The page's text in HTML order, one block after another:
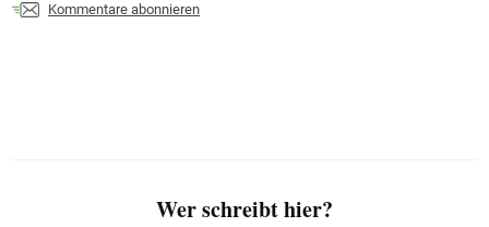
Kommentare abonnieren
Wer schreibt hier?